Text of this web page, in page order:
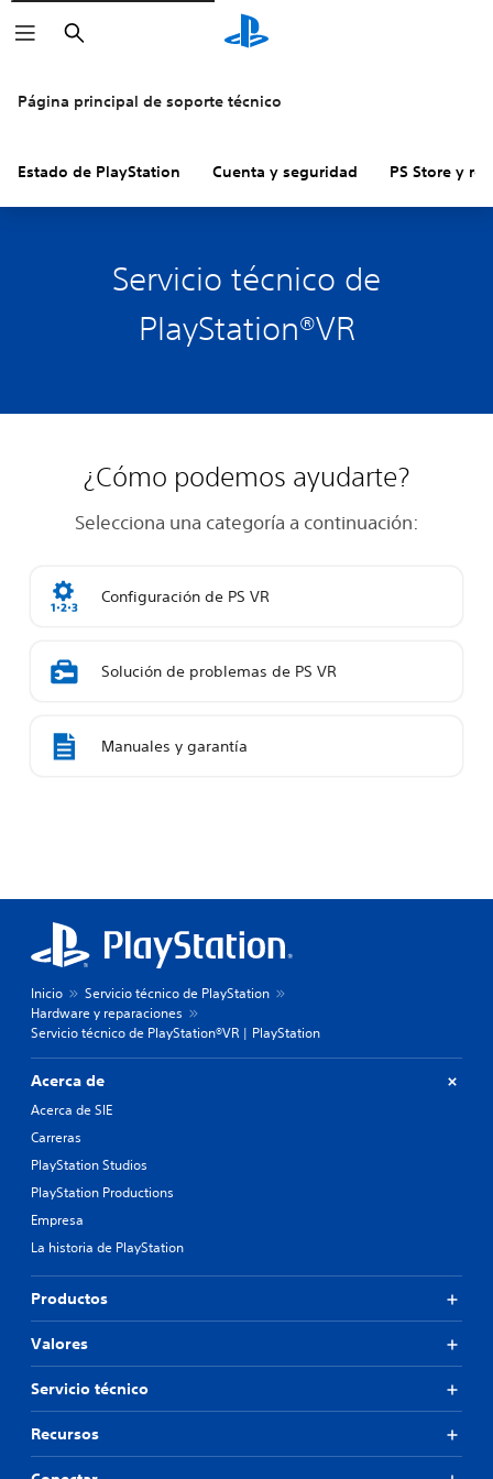
Buscar
Página principal de soporte técnico
Estado de PlayStation Cuenta y seguridad PS Store y
Servicio técnico de
PlayStation®VR
¿Cómo podemos ayudarte?
Selecciona una categoría a continuación:
Configuración de PS VR
Solución de problemas de PS VR
Manuales y garantía
Inicio
Servicio técnico de PlayStation
Hardware y reparaciones
Servicio técnico de PlayStation®VR | PlayStation
Acerca de
Acerca de SIE
Carreras
PlayStation Studios
PlayStation Productions
Empresa
La historia de PlayStation
Productos
Valores
Servicio técnico
Recursos